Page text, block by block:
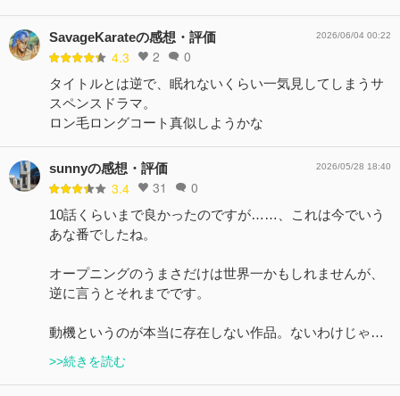
SavageKarateの感想・評価
4.3 2 0
2026/06/04 00:22
タイトルとは逆で、眠れないくらい一気見してしまうサ
スペンスドラマ。
ロン毛ロングコート真似しようかな
sunnyの感想・評価
3.4 31 0
2026/05/28 18:40
10話くらいまで良かったのですが……、これは今でいう
あな番でしたね。
オープニングのうまさだけは世界一かもしれませんが、
逆に言うとそれまでです。
動機というのが本当に存在しない作品。ないわけじゃ…
>>続きを読む